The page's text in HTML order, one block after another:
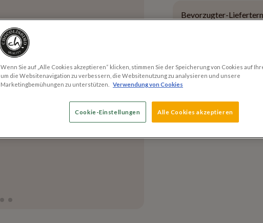
Bevorzugter-
Versand innerhalb
Wenn Sie auf „Alle Cookies akzeptieren“ klicken, stimmen Sie der Speicherung von Cookies auf
um die Websitenavigation zu verbessern, die Websitenutzung zu analysieren und unsere
Marketingbemühungen zu unterstützen.
Verwendung von Cookies
Cookie-Einstellungen Alle Cookies akzeptieren